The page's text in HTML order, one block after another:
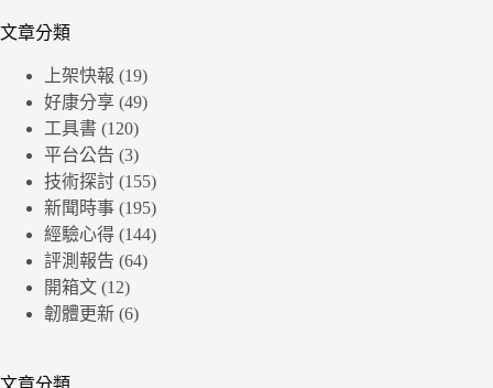
文章分類
上架快報 (19)
好康分享 (49)
工具書 (120)
平台公告 (3)
技術探討 (155)
新聞時事 (195)
經驗心得 (144)
評測報告 (64)
開箱文 (12)
韌體更新 (6)
文章分類